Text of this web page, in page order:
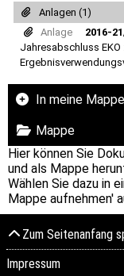
Anlagen (1)
Anlage
2016-
Jahresabschluss EKO
In meine
Mappe
Hier können Sie
und als Mappe
Wählen Sie dazu in
Mappe aufnehmen'
Zum Seitenanfang
Impressum